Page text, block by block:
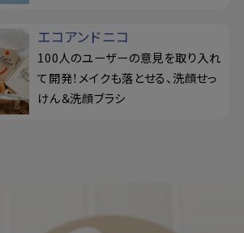
エコアンドニコ
100人のユーザーの意見を取り入れ
て開発！メイクも落とせる、洗顔せっ
けん＆洗顔ブラシ